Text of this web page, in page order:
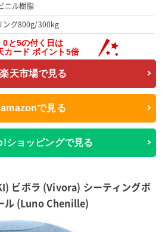
ニル樹脂
ング800g/300kg
楽天市場で見る
amazonで見る
ショッピングで見る
ビボラ (Vivora) シーティングボ
ル (Luno Chenille)